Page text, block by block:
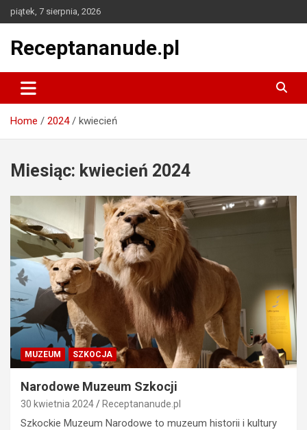
Skip
to
piątek, 7 sierpnia, 2026
Receptananude.pl
Home 2024 kwiecień
Miesiąc: kwiecień 2024
MUZEUM SZKOCJA
Narodowe Muzeum Szkocji
30 kwietnia 2024 Receptananude.pl
Szkockie Muzeum Narodowe to muzeum historii i kultury